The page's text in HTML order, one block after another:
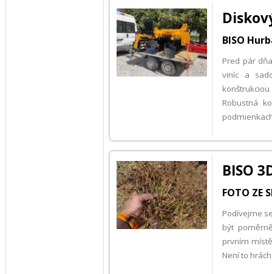
BISO
Pred pár
viníc a
Robustná
BISO
FOTO ZE
Podívejme
být
prvním
Není to